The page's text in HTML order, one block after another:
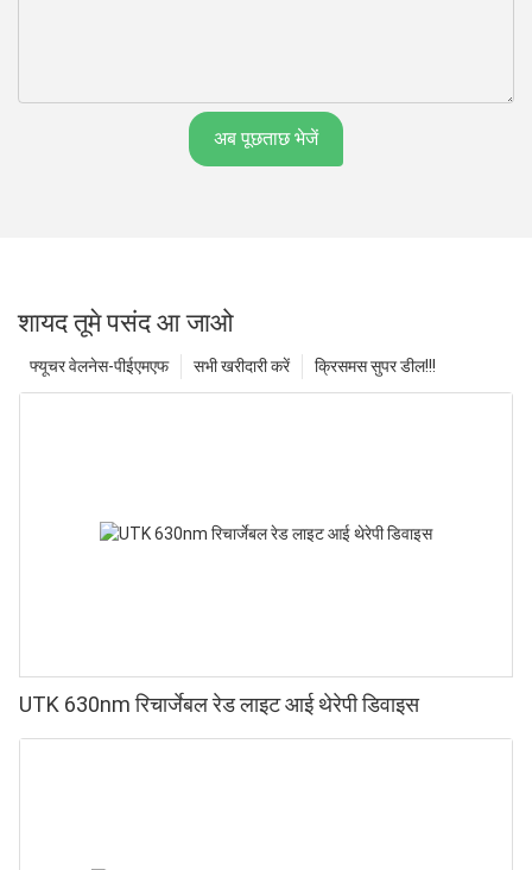
अब पूछताछ भेजें
शायद तूमे पसंद आ जाओ
क्रिसमस सुपर डील!!!
सभी खरीदारी करें
फ्यूचर वेलनेस-पीईएमएफ
UTK 630nm रिचार्जेबल रेड लाइट आई थेरेपी डिवाइस